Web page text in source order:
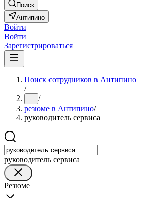
Поиск
Антипино
Войти
Войти
Зарегистрироваться
Поиск сотрудников в Антипино
/
... /
резюме в Антипино/
руководитель сервиса
руководитель сервиса
Резюме